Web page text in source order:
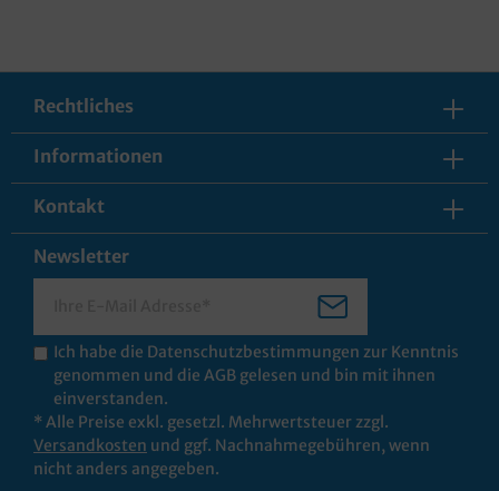
Rechtliches
Informationen
Kontakt
Newsletter
Ich habe die Datenschutzbestimmungen zur Kenntnis
genommen und die AGB gelesen und bin mit ihnen
einverstanden.
* Alle Preise exkl. gesetzl. Mehrwertsteuer zzgl.
Versandkosten und ggf. Nachnahmegebühren, wenn
nicht anders angegeben.